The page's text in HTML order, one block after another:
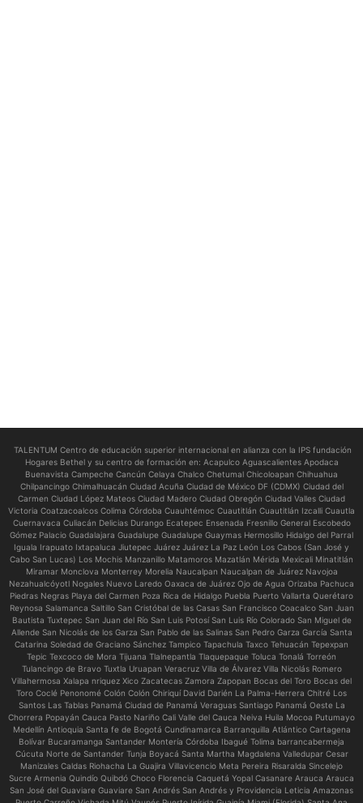
TALENTUM Centro de educación superior internacional en alianza con la IPS fundación
Hogares Bethel y su centro de formación en: Acapulco Aguascalientes Apodaca
Buenavista Campeche Cancún Celaya Chalco Chetumal Chicoloapan Chihuahua
Chilpancingo Chimalhuacán Ciudad Acuña Ciudad de México DF (CDMX) Ciudad del
Carmen Ciudad López Mateos Ciudad Madero Ciudad Obregón Ciudad Valles Ciudad
Victoria Coatzacoalcos Colima Córdoba Cuauhtémoc Cuautitlán Cuautitlán Izcalli Cuautla
Cuernavaca Culiacán Delicias Durango Ecatepec Ensenada Fresnillo General Escobedo
Gómez Palacio Guadalajara Guadalupe Guadalupe Guaymas Hermosillo Hidalgo del Parral
Iguala Irapuato Ixtapaluca Jiutepec Juárez Juárez La Paz León Los Cabos (San José y
Cabo San Lucas) Los Mochis Manzanillo Matamoros Mazatlán Mérida Mexicali Minatitlán
Miramar Monclova Monterrey Morelia Naucalpan Naucalpan de Juárez Navojoa
Nezahualcóyotl Nogales Nuevo Laredo Oaxaca de Juárez Ojo de Agua Orizaba Pachuca
Piedras Negras Playa del Carmen Poza Rica de Hidalgo Puebla Puerto Vallarta Querétaro
Reynosa Salamanca Saltillo San Cristóbal de las Casas San Francisco Coacalco San Juan
Bautista Tuxtepec San Juan del Río San Luis Potosí San Luis Río Colorado San Miguel de
Allende San Nicolás de los Garza San Pablo de las Salinas San Pedro Garza García Santa
Catarina Soledad de Graciano Sánchez Tampico Tapachula Taxco Tehuacán Tepexpan
Tepic Texcoco de Mora Tijuana Tlalnepantla Tlaquepaque Toluca Tonalá Torreón
Tulancingo de Bravo Tuxtla Uruapan Veracruz Villa de Álvarez Villa Nicolás Romero
Villahermosa Xalapa nriquez Xico Zacatecas Zamora Zapopan Bocas del Toro Bocas del
Toro Coclé Penonomé Colón Colón Chiriquí David Darién La Palma-Herrera Chitré Los
Santos Las Tablas Panamá Ciudad de Panamá Veraguas Santiago Panamá Oeste La
Chorrera Popayán Cauca Pasto Nariño Cali Valle del Cauca Neiva Huila Mocoa Putumayo
Medellín Antioquia Santa fe de Bogotá Cundinamarca Barranquilla Atlántico Cartagena
Bolívar Bucaramanga Santander Montería Córdoba Ibagué Tolima barrancabermeja
Cúcuta Norte de Santander Tunja Boyacá Santa Martha Magdalena Valledupar Cesar
Manizales Caldas Riohacha La Guajira Villavicencio Meta Pereira Risaralda Sincelejo
Sucre Armenia Quindío Quibdó Choco Florencia Caquetá Yopal Casanare Arauca Arauca
San José del Guaviare Guaviare San Andrés San Andrés y Providencia Leticia Amazonas